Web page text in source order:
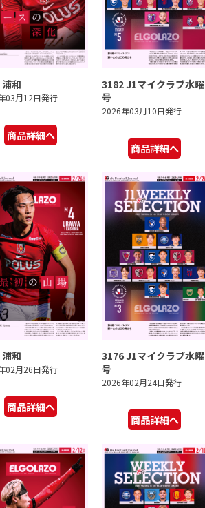
和
03月12日発行
商品詳細へ
3182 J1マイクラブ水曜
号
2026年03月10日発行
商品詳細へ
和
02月26日発行
商品詳細へ
3176 J1マイクラブ水曜
号
2026年02月24日発行
商品詳細へ